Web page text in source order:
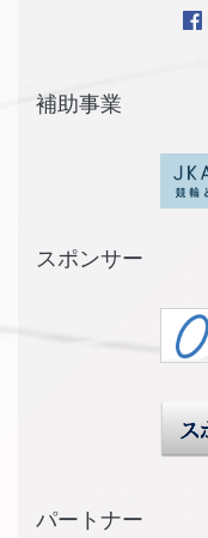
補助事業
スポンサー
パートナー